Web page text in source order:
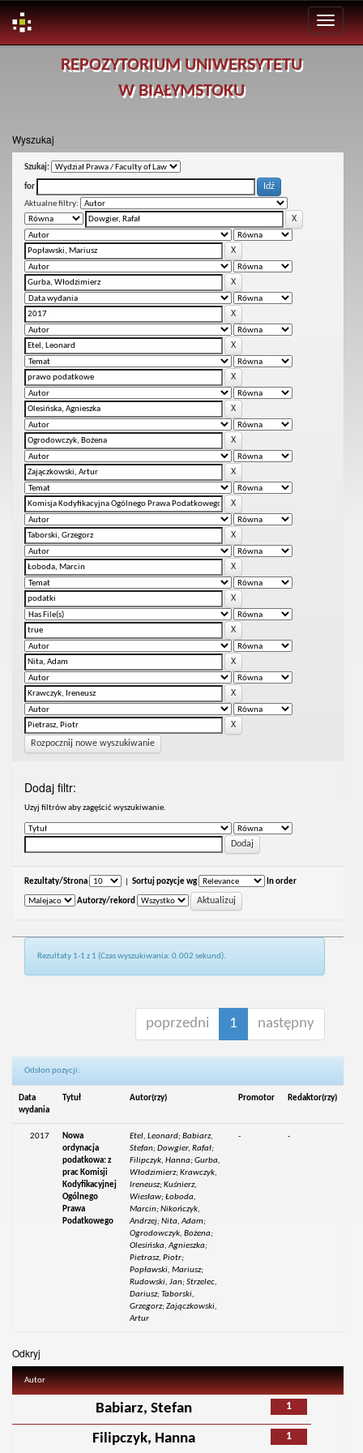
REPOZYTORIUM UNIWERSYTETU
W BIAŁYMSTOKU
Wyszukaj
Szukaj:
for
Aktualne filtry:
Rozpocznij nowe wyszukiwanie
Dodaj filtr:
Uzyj filtrów aby zagęścić wyszukiwanie.
Rezultaty/Strona Sortuj pozycje wg In order
Autorzy/rekord
Rezultaty 1-1 z 1 (Czas wyszukiwania: 0.002 sekund).
poprzedni 1 następny
Odsłon pozycji:
Data
wydania
Tytuł Autor(rzy) Promotor Redaktor(rzy)
2017
Nowa
ordynacja
podatkowa: z
prac Komisji
Kodyfikacyjnej
Ogólnego
Prawa
Podatkowego
Etel, Leonard; Babiarz,
Stefan; Dowgier, Rafał;
Filipczyk, Hanna; Gurba,
Włodzimierz; Krawczyk,
Ireneusz; Kuśnierz,
Wiesław; Łoboda,
Marcin; Nikończyk,
Andrzej; Nita, Adam;
Ogrodowczyk, Bożena;
Olesińska, Agnieszka;
Pietrasz, Piotr;
Popławski, Mariusz;
Rudowski, Jan; Strzelec,
Dariusz; Taborski,
Grzegorz; Zajączkowski,
Artur
- -
Odkryj
Autor
1
Babiarz, Stefan
1
Filipczyk, Hanna